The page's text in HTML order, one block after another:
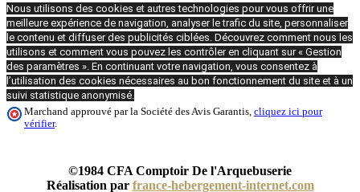
Nous utilisons des cookies et autres technologies pour vous offrir une
meilleure expérience de navigation, analyser le trafic du site, personnaliser
le contenu et diffuser des publicités ciblées. Découvrez comment nous les
utilisons et comment vous pouvez les contrôler en cliquant sur « Gestion
des paramètres ». En continuant votre navigation, vous consentez à
l’utilisation des cookies nécessaires au bon fonctionnement du site et à un
suivi statistique anonymisé.
Marchand approuvé par la Société des Avis Garantis, cliquez ici pour
vérifier.
©1984 CFA Comptoir De l'Arquebuserie
Réalisation par france-hebergement-internet.com